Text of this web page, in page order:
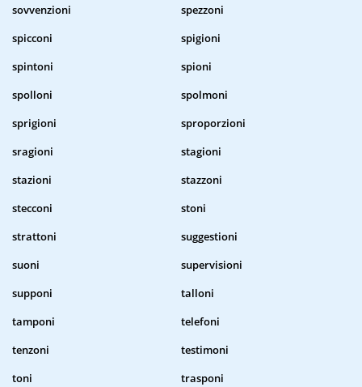
sovvenzioni
spezzoni
spicconi
spigioni
spintoni
spioni
spolloni
spolmoni
sprigioni
sproporzioni
sragioni
stagioni
stazioni
stazzoni
stecconi
stoni
strattoni
suggestioni
suoni
supervisioni
supponi
talloni
tamponi
telefoni
tenzoni
testimoni
toni
trasponi